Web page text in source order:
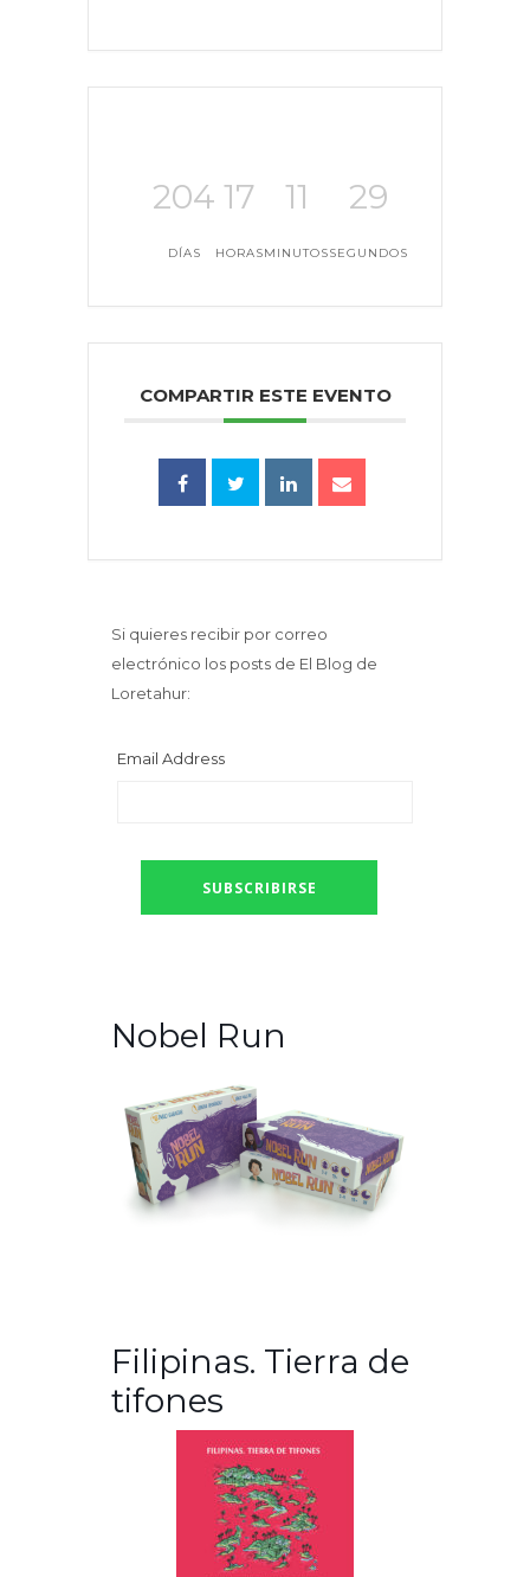
204
DÍAS
17
HORAS
11
MINUTOS
29
SEGUNDOS
COMPARTIR ESTE EVENTO
Si quieres recibir por correo
electrónico los posts de El Blog de
Loretahur:
Email Address
Nobel Run
Filipinas. Tierra de
tifones